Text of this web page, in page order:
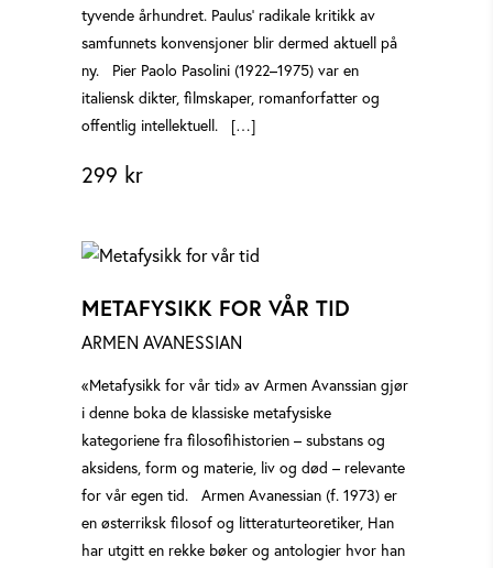
tyvende århundret. Paulus’ radikale kritikk av
samfunnets konvensjoner blir dermed aktuell på
ny. Pier Paolo Pasolini (1922–1975) var en
italiensk dikter, filmskaper, romanforfatter og
offentlig intellektuell. […]
299 kr
METAFYSIKK FOR VÅR TID
ARMEN AVANESSIAN
«Metafysikk for vår tid» av Armen Avanssian gjør
i denne boka de klassiske metafysiske
kategoriene fra filosofihistorien – substans og
aksidens, form og materie, liv og død – relevante
for vår egen tid. Armen Avanessian (f. 1973) er
en østerriksk filosof og litteraturteoretiker, Han
har utgitt en rekke bøker og antologier hvor han